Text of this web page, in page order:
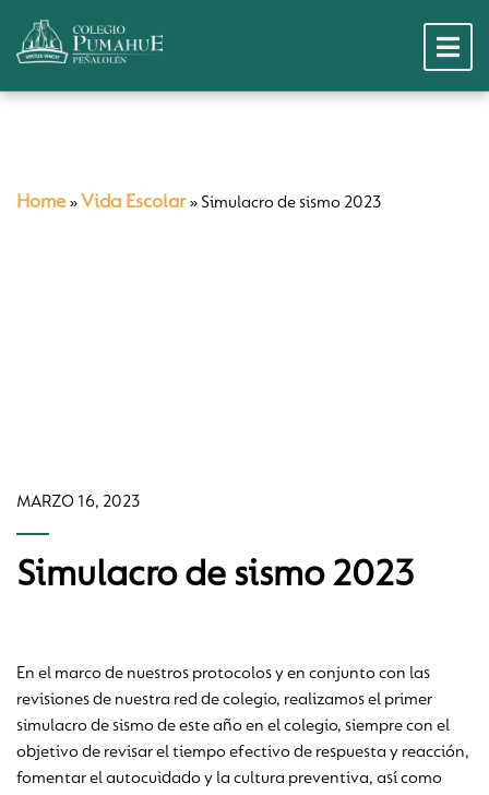
Home » Vida Escolar» Simulacro de sismo 2023
MARZO 16, 2023
Simulacro de sismo 2023
En el marco de nuestros protocolos y en conjunto con las
revisiones de nuestra red de colegio, realizamos el primer
simulacro de sismo de este año en el colegio, siempre con el
objetivo de revisar el tiempo efectivo de respuesta y reacción,
fomentar el autocuidado y la cultura preventiva, así como